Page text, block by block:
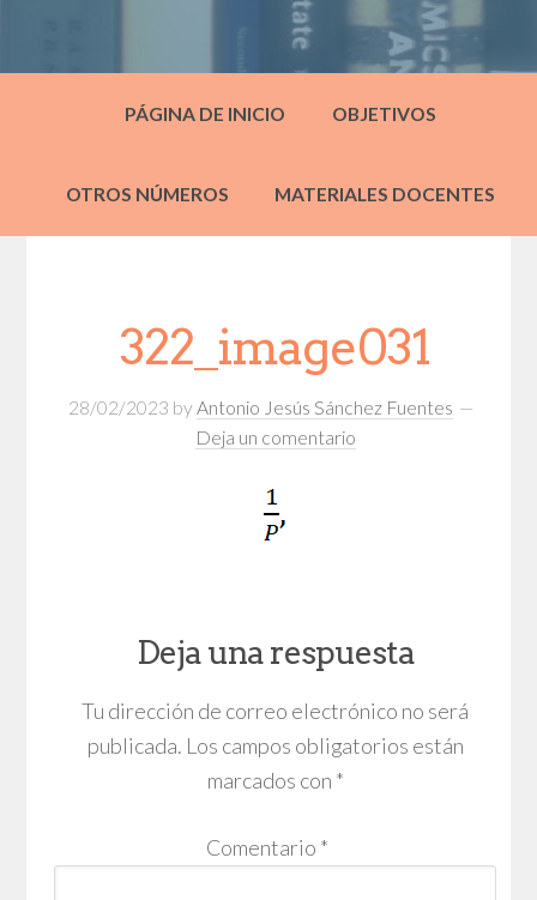
PÁGINA DE INICIO OBJETIVOS
OTROS NÚMEROS MATERIALES DOCENTES
322_image031
28/02/2023 by Antonio Jesús Sánchez Fuentes
Deja un comentario
Deja una respuesta
Tu dirección de correo electrónico no será
publicada. Los campos obligatorios están
marcados con *
Comentario *